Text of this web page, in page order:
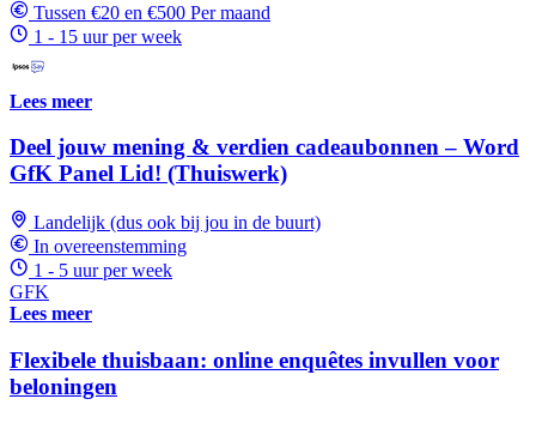
Tussen €20 en €500 Per maand
1 - 15 uur per week
Lees meer
Deel jouw mening & verdien cadeaubonnen – Word
GfK Panel Lid! (Thuiswerk)
Landelijk (dus ook bij jou in de buurt)
In overeenstemming
1 - 5 uur per week
GFK
Lees meer
Flexibele thuisbaan: online enquêtes invullen voor
beloningen